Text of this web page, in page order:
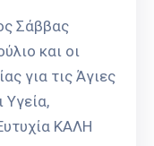
Σάββας
και οι
για τις Άγιες
Υγεία,
ΚΑΛΗ